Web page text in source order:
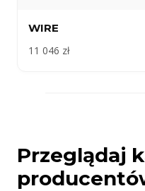
WIRE
11 046 zł
Przeglądaj